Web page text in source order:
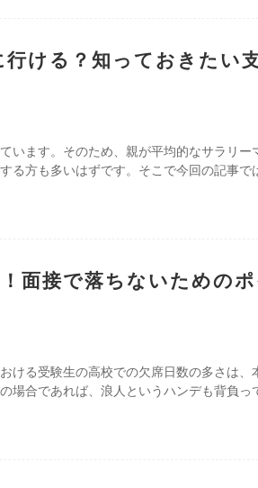
ける？知っておきたい
います。そのため、親が平均的なサラリー
る方も多いはずです。そこで今回の記事で
面接で落ちないための
ける受験生の高校での欠席日数の多さは、
場合であれば、浪人というハンデも背負っ